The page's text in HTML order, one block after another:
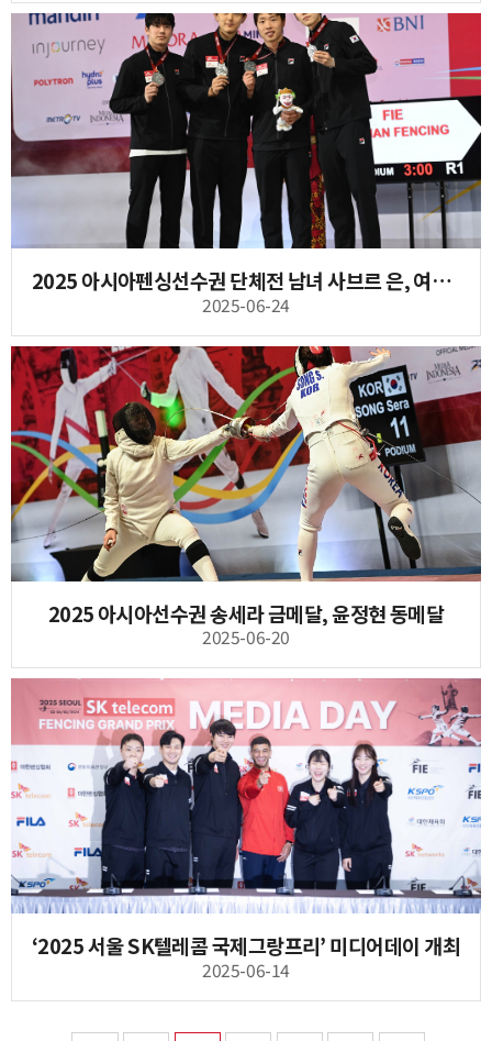
2025 아시아펜싱선수권 단체전 남녀 사브르 은, 여자 에페 은, 남자 에페 동
2025-06-24
2025 아시아선수권 송세라 금메달, 윤정현 동메달
2025-06-20
‘2025 서울 SK텔레콤 국제그랑프리’ 미디어데이 개최
2025-06-14